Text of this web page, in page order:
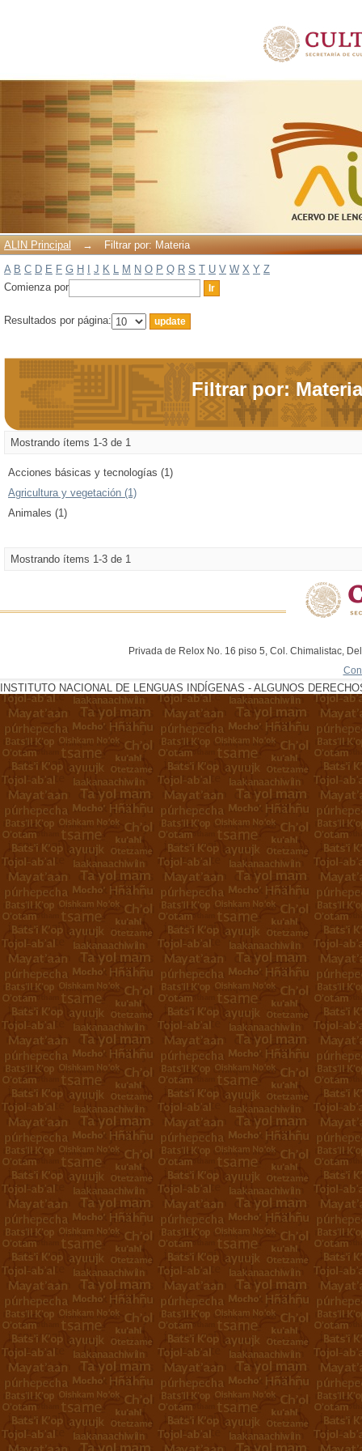
ALIN Principal →
Filtrar por: Materia
A B C D E F G H J K L M N O P Q R S T U V W X Y Z
Comienza por
Resultados por página:
Filtrar por: Materia
Mostrando ítems 1-3 de 1
Acciones básicas y tecnologías (1)
Agricultura y vegetación (1)
Animales (1)
Mostrando ítems 1-3 de 1
Privada de Relox No. 16 piso 5, Col. Chimalistac,
INSTITUTO NACIONAL DE LENGUAS INDÍGENAS - ALGUNOS